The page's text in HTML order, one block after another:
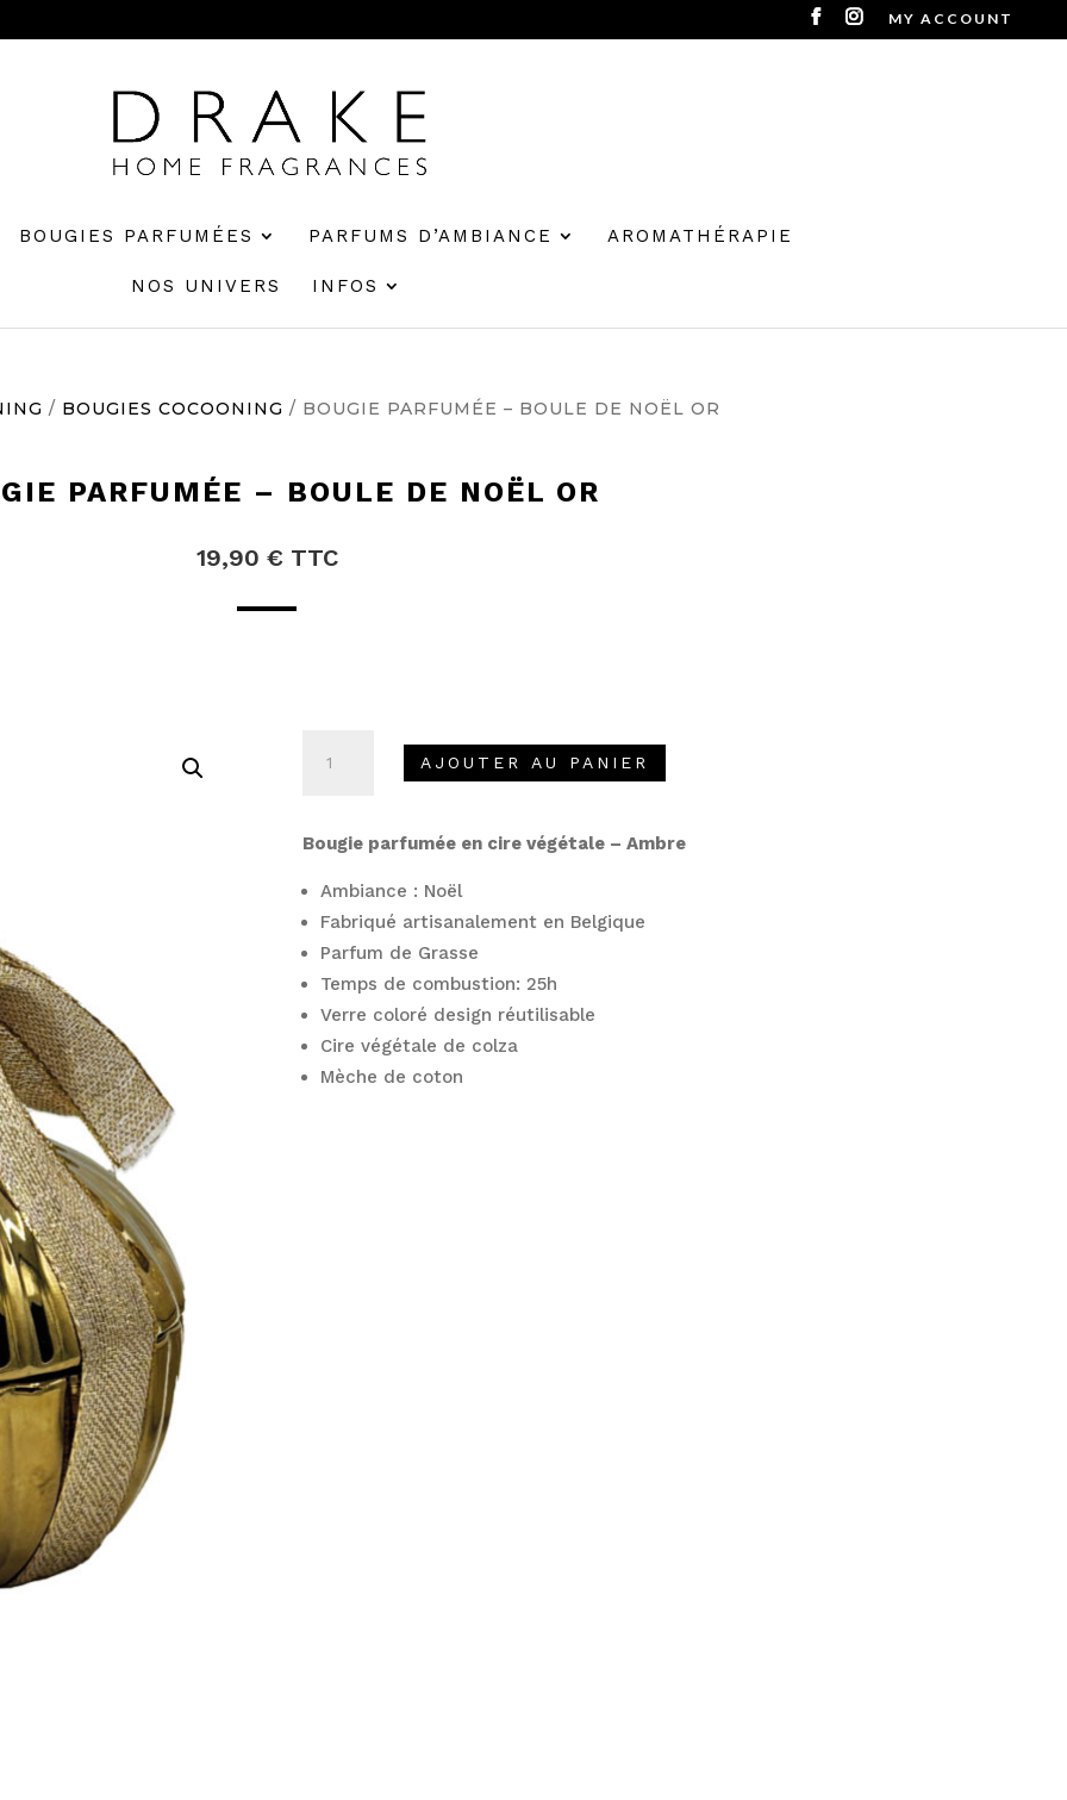
MY ACCOUNT
BOUGIES PARFUMÉES PARFUMS D’AMBIANCE AROMATHÉRAPIE
NOS UNIVERS INFOS
/ BOUGIES COCOONING / BOUGIE PARFUMÉE – BOULE DE NOËL OR
PARFUMÉE – BOULE DE NOËL OR
19,90 € TTC
-
noël
Or
AJOUTER AU PANIER
A
r
Bougie parfumée en cire végétale – Ambre
Ambiance : Noël
Fabriqué artisanalement en Belgique
Parfum de Grasse
Temps de combustion: 25h
Verre coloré design réutilisable
Cire végétale de colza
Mèche de coton